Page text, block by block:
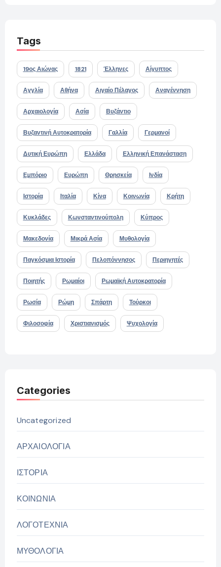
Tags
19ος Αιώνας 1821 Έλληνες Αίγυπτος
Αγγλία Αθήνα Αιγαίο Πέλαγος Αναγέννηση
Αρχαιολογία Ασία Βυζάντιο
Βυζαντινή Αυτοκρατορία Γαλλία Γερμανοί
Δυτική Ευρώπη Ελλάδα Ελληνική Επανάσταση
Εμπόριο Ευρώπη Θρησκεία Ινδία
Ιστορία Ιταλία Κίνα Κοινωνία Κρήτη
Κυκλάδες Κωνσταντινούπολη Κύπρος
Μακεδονία Μικρά Ασία Μυθολογία
Παγκόσμια Ιστορία Πελοπόννησος Περιηγητές
Ποιητής Ρωμαίοι Ρωμαϊκή Αυτοκρατορία
Ρωσία Ρώμη Σπάρτη Τούρκοι
Φιλοσοφία Χριστιανισμός Ψυχολογία
Categories
Uncategorized
ΑΡΧΑΙΟΛΟΓΙΑ
ΙΣΤΟΡΙΑ
ΚΟΙΝΩΝΙΑ
ΛΟΓΟΤΕΧΝΙΑ
ΜΥΘΟΛΟΓΙΑ